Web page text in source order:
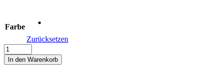
Farbe
Zurücksetzen
#PERFEKT
-
Herren
In den Warenkorb